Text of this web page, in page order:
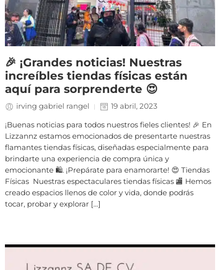
🎉 ¡Grandes noticias! Nuestras
increíbles tiendas físicas están
aquí para sorprenderte 😍
irving gabriel rangel 19 abril, 2023
¡Buenas noticias para todos nuestros fieles clientes! 🎉 En
Lizzannz estamos emocionados de presentarte nuestras
flamantes tiendas físicas, diseñadas especialmente para
brindarte una experiencia de compra única y
emocionante 🛍️. ¡Prepárate para enamorarte! 😍 Tiendas
Físicas Nuestras espectaculares tiendas físicas 🏬 Hemos
creado espacios llenos de color y vida, donde podrás
tocar, probar y explorar […]